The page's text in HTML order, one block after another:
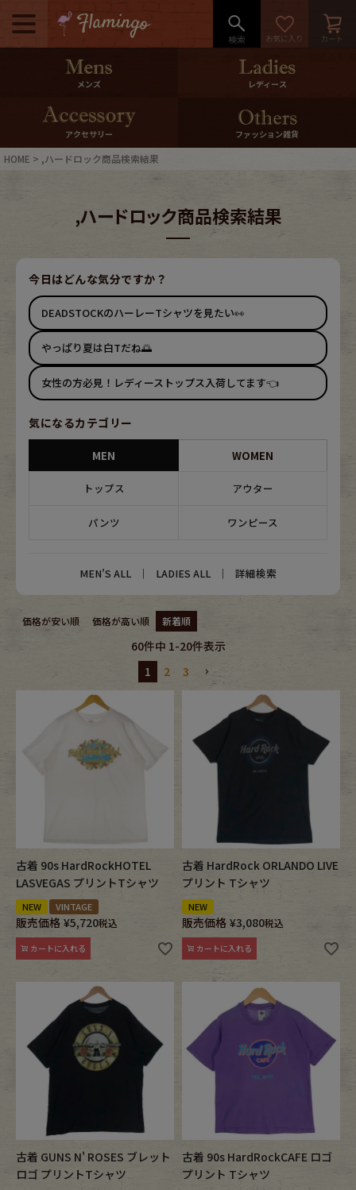
メニュー
500pt＆10％Offクーポンプレゼン
10％0ffクーポンプレゼント
お気に入り マイページ
店舗紹介 特集一覧
ブランドから探す スタッフコーディネート
メンズ商品カテゴリーから探す
Outer
Fafatt
レディース商品カテゴリーから探す
One Piece
Fafatt Kidswear
小物・アクセサリーから探す
Eye Wear Cap
Bag Stall・Scarf
Accessory Shoes
Keyring vintage bicycle
FAFATT
メンズ レディース
アクセサリー ファッション雑貨
HOME ,ハードロック商品検索結果
,ハードロック商品検索結果
今日はどんな気分ですか？
DEADSTOCKのハーレーTシャツを見たい👀
やっぱり夏は白Tだね🌅
女性の方必見！レディーストップス入荷してます👈
気になるカテゴリー
MEN WOMEN
トップス アウター
パンツ ワンピース
MEN’S ALL ｜ LADIES ALL ｜ 詳細検索
価格が安い順 価格が高い順 新着順
60件中 1-20件表示
1
2 3
古着 90s HardRockHOTEL
LASVEGAS プリントTシャツ
NEW VINTAGE
販売価格 ¥5,720税込
カートに入れる
古着 HardRock ORLANDO LIVE
プリント Tシャツ
NEW
販売価格 ¥3,080税込
カートに入れる
古着 GUNS N' ROSES ブレット
ロゴ プリントTシャツ
古着 90s HardRockCAFE ロゴ
プリント Tシャツ